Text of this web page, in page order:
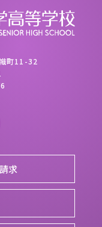
町11-32
求